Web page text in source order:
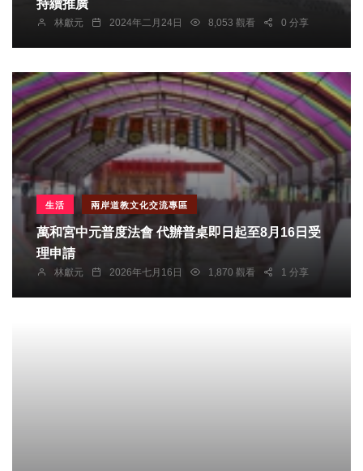
持續推廣
林獻元 2024年二月24日 8,053 觀看 0 分享
生活 兩岸道教文化交流專區
萬和宮中元普度法會 代辦普桌即日起至8月16日受
理申請
林獻元 2026年七月16日 1,870 觀看 1 分享